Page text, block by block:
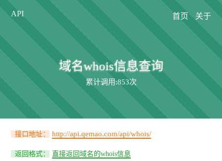
API 首页 关于
域名whois信息查询
累计调用:853次
接口地址： http://api.qemao.com/api/whois/
返回格式： 直接返回域名的whois信息